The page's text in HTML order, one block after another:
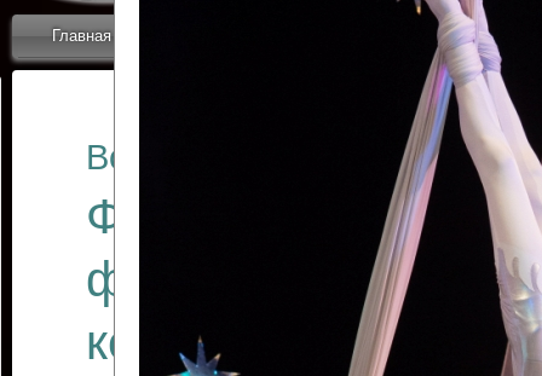
Главная Новости
ОТЧЕТЫ ГКЦ
Все отчеты
Финал
фестиваля
коллективов